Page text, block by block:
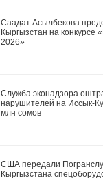
Саадат Асылбекова
Кыргызстан на конкурсе
2026»
Служба эконадзора
нарушителей на Иссык-
млн сомов
США передали
Кыргызстана